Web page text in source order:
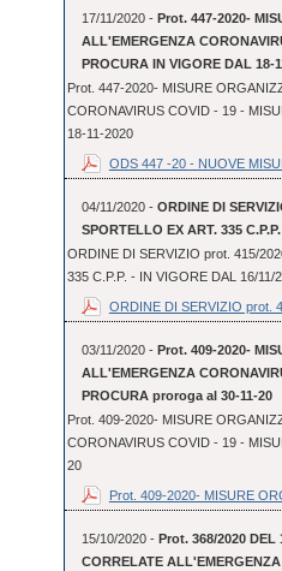
17/11/2020 - Prot. 447-2020-
ALL'EMERGENZA
PROCURA IN VIGORE DAL 18-
Prot. 447-2020- MISURE
CORONAVIRUS COVID - 19 -
18-11-2020
ODS 447 -20 - NUOVE
04/11/2020 - ORDINE DI
SPORTELLO EX ART. 335
ORDINE DI SERVIZIO prot. 415/
335 C.P.P. - IN VIGORE DAL 16/11/
ORDINE DI SERVIZIO prot.
03/11/2020 - Prot. 409-2020-
ALL'EMERGENZA
PROCURA proroga al 30-11-20
Prot. 409-2020- MISURE
CORONAVIRUS COVID - 19 -
20
Prot. 409-2020- MISURE
15/10/2020 - Prot. 368/2020 DEL
CORRELATE